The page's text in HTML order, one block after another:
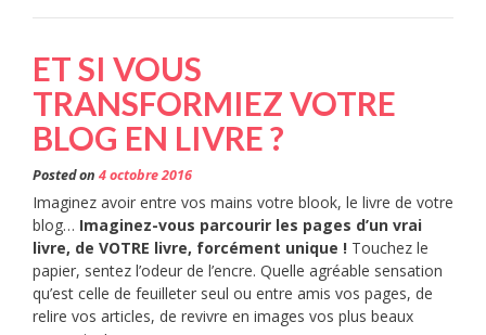
ET SI VOUS
TRANSFORMIEZ VOTRE
BLOG EN LIVRE ?
Posted on 4 octobre 2016
Imaginez avoir entre vos mains votre blook, le livre de votre
blog… Imaginez-vous parcourir les pages d’un vrai
livre, de VOTRE livre, forcément unique ! Touchez le
papier, sentez l’odeur de l’encre. Quelle agréable sensation
qu’est celle de feuilleter seul ou entre amis vos pages, de
relire vos articles, de revivre en images vos plus beaux